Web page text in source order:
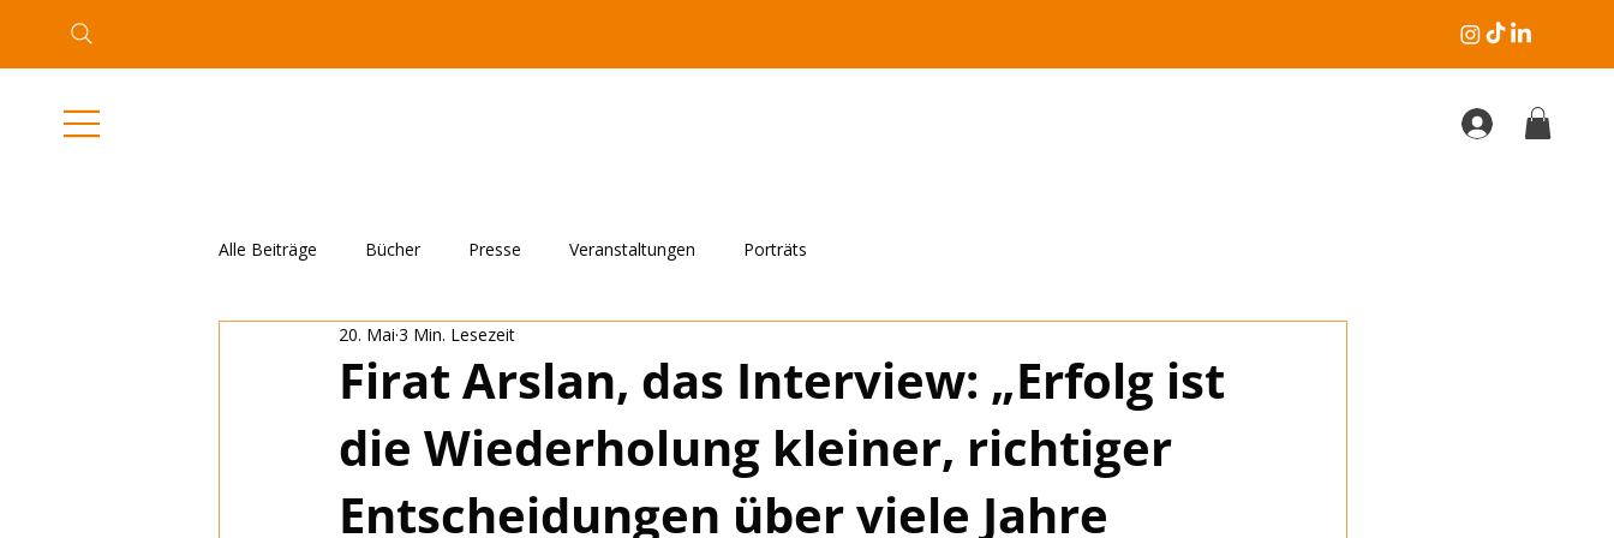
Alle Beiträge Bücher Presse Veranstaltungen Porträts
Firat Arslan, das Interview: „Erfolg ist
die Wiederholung kleiner, richtiger
Entscheidungen über viele Jahre
20. Mai 3 Min. Lesezeit